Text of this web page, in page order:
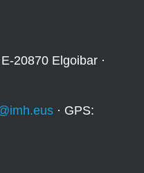
20870 Elgoibar ·
· GPS: